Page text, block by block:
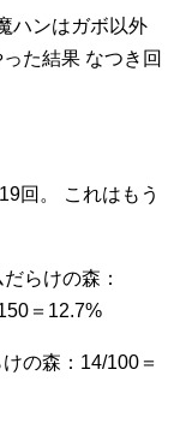
ハンはガボ以外
た結果 なつき回
回。
これはもう
らけの森：
＝12.7%
の森：14/100＝